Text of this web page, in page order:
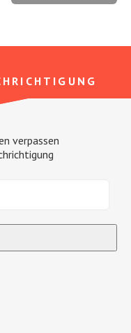
verpassen